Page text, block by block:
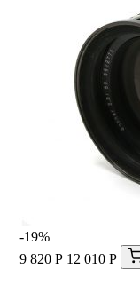
-19%
9 820 Р 12 010 Р